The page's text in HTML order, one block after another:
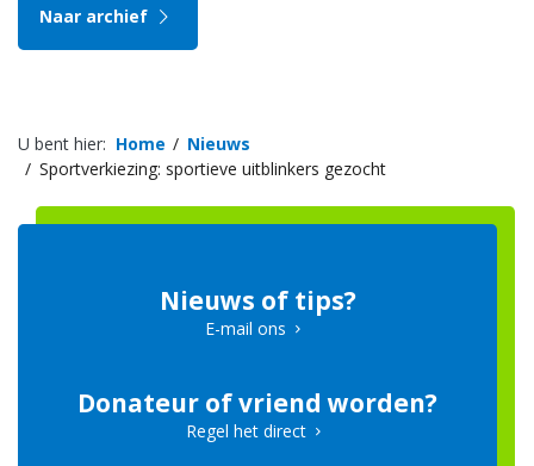
Naar archief
U bent hier: Home
Nieuws
Sportverkiezing: sportieve uitblinkers gezocht
Nieuws of tips?
E-mail ons
Donateur of vriend worden?
Regel het direct